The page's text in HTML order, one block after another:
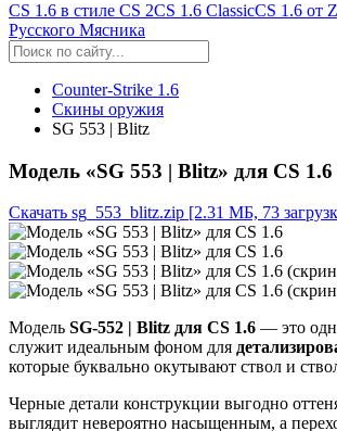
CS 1.6 в стиле CS 2CS 1.6 ClassicCS 1.6 от
Русского Мясника
Counter-Strike 1.6
Скины оружия
SG 553 | Blitz
Модель «SG 553 | Blitz» для CS 1.6
Скачать sg_553_blitz.zip [2.31 МБ, 73
Модель SG-552 | Blitz для CS 1.6 — это
служит идеальным фоном для
которые буквально окутывают ствол и
Черные детали конструкции выгодно
выглядит невероятно насыщенным, а